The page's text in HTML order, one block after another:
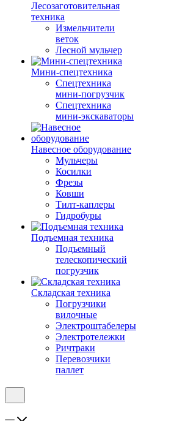
Лесозаготовительная
техника
Измельчители
веток
Лесной мульчер
Мини-спецтехника
Спецтехника
мини-погрузчик
Спецтехника
мини-экскаваторы
Навесное оборудование
Мульчеры
Косилки
Фрезы
Ковши
Тилт-каплеры
Гидробуры
Подъемная техника
Подъемный
телескопический
погрузчик
Складская техника
Погрузчики
вилочные
Электроштабелеры
Электротележки
Ричтраки
Перевозчики
паллет